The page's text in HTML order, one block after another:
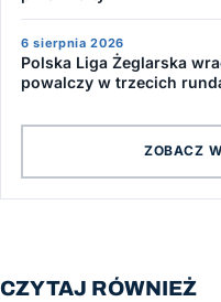
6 sierpnia 2026
Polska Liga Żeglarska
powalczy w trzecich
ZOBACZ
CZYTAJ RÓWNIEŻ